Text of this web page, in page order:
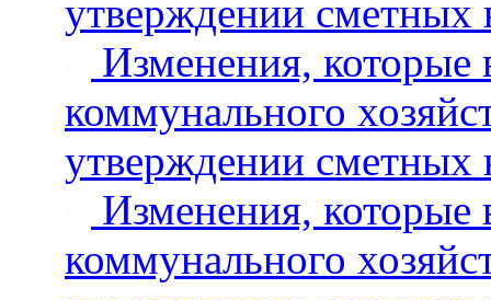
утверждении сметных
Изменения, которые
коммунального
утверждении сметных
Изменения, которые
коммунального